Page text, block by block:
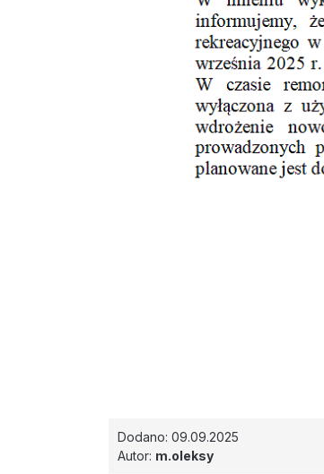
Dodano: 09.09.2025
Autor: m.oleksy